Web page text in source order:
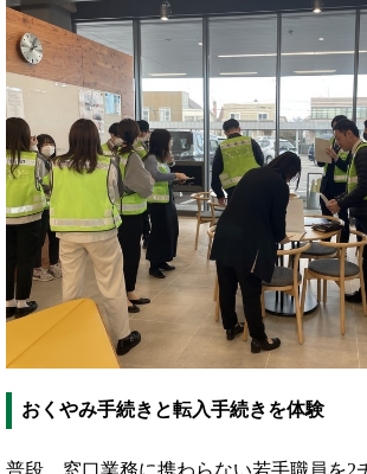
おくやみ手続きと転入手続きを体験
普段、窓口業務に携わらない若手職員を2